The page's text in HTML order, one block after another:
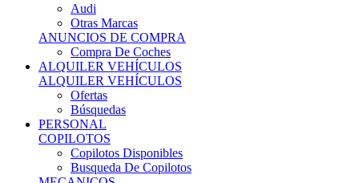
Audi
Otras Marcas
ANUNCIOS DE COMPRA
Compra De Coches
ALQUILER VEHÍCULOS
ALQUILER VEHÍCULOS
Ofertas
Búsquedas
PERSONAL
COPILOTOS
Copilotos Disponibles
Busqueda De Copilotos